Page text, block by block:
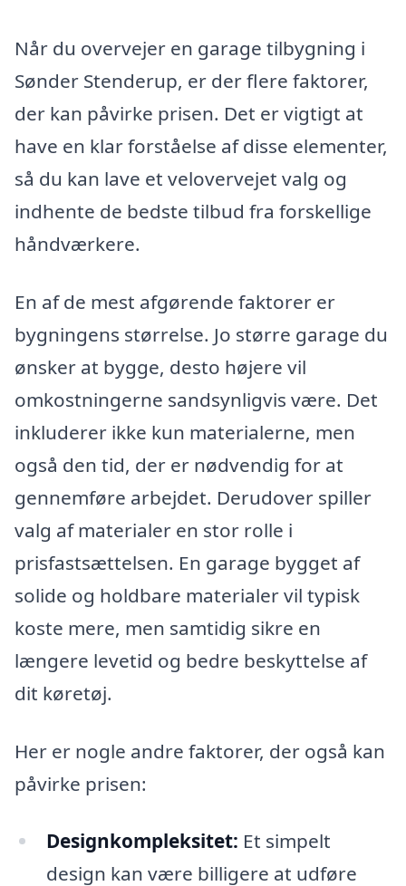
Når du overvejer en garage tilbygning i
Sønder Stenderup, er der flere faktorer,
der kan påvirke prisen. Det er vigtigt at
have en klar forståelse af disse elementer,
så du kan lave et velovervejet valg og
indhente de bedste tilbud fra forskellige
håndværkere.
En af de mest afgørende faktorer er
bygningens størrelse. Jo større garage du
ønsker at bygge, desto højere vil
omkostningerne sandsynligvis være. Det
inkluderer ikke kun materialerne, men
også den tid, der er nødvendig for at
gennemføre arbejdet. Derudover spiller
valg af materialer en stor rolle i
prisfastsættelsen. En garage bygget af
solide og holdbare materialer vil typisk
koste mere, men samtidig sikre en
længere levetid og bedre beskyttelse af
dit køretøj.
Her er nogle andre faktorer, der også kan
påvirke prisen:
Designkompleksitet: Et simpelt
design kan være billigere at udføre